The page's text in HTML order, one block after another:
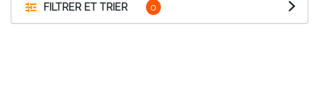
FILTRER ET TRIER